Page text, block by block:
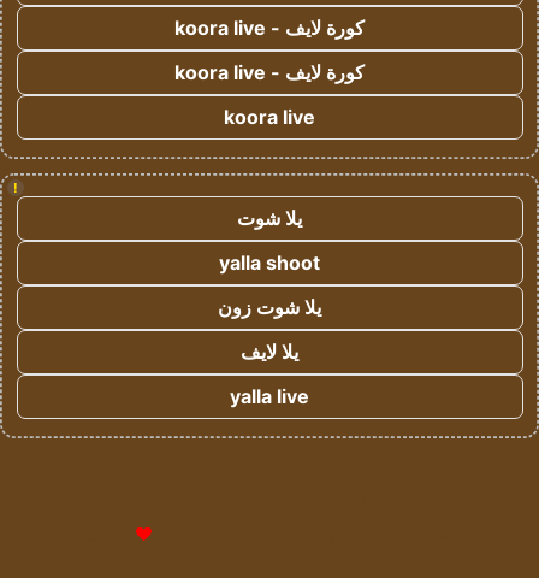
كورة لايف - koora live
كورة لايف - koora live
koora live
!
يلا شوت
yalla shoot
يلا شوت زون
يلا لايف
yalla live